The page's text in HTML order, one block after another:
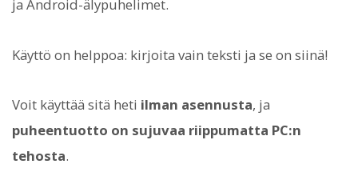
ja Android-älypuhelimet.
Käyttö on helppoa: kirjoita vain teksti ja se on siinä!
Voit käyttää sitä heti ilman asennusta, ja
puheentuotto on sujuvaa riippumatta PC:n
tehosta.